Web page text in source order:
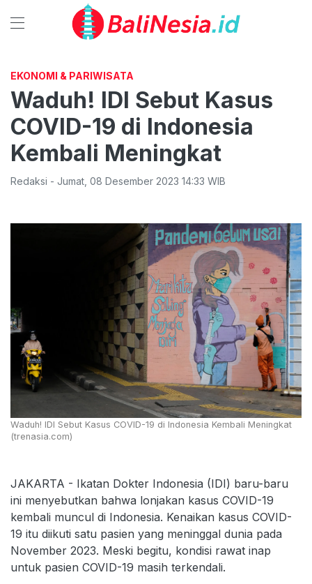
EKONOMI & PARIWISATA
Waduh! IDI Sebut Kasus
COVID-19 di Indonesia
Kembali Meningkat
Redaksi - Jumat 08 Desember 2023 14:33 WIB
Waduh! IDI Sebut Kasus COVID-19 di Indonesia Kembali Meningkat
(trenasia.com)
JAKARTA - Ikatan Dokter Indonesia (IDI) baru-baru
ini menyebutkan bahwa lonjakan kasus COVID-19
kembali muncul di Indonesia. Kenaikan kasus COVID-
19 itu diikuti satu pasien yang meninggal dunia pada
November 2023. Meski begitu, kondisi rawat inap
untuk pasien COVID-19 masih terkendali.